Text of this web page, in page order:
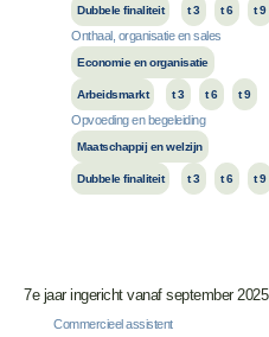
Dubbele finaliteit t 3 t 6 t 9
Onthaal, organisatie en sales
Economie en organisatie
Arbeidsmarkt t 3 t 6 t 9
Opvoeding en begeleiding
Maatschappij en welzijn
Dubbele finaliteit t 3 t 6 t 9
7e jaar ingericht vanaf september 2025
Commercieel assistent